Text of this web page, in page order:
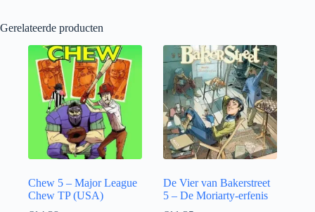
Gerelateerde producten
Chew 5 – Major League
Chew TP (USA)
De Vier van Bakerstreet
5 – De Moriarty-erfenis